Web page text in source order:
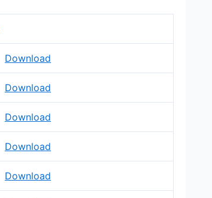
Download
Download
Download
Download
Download